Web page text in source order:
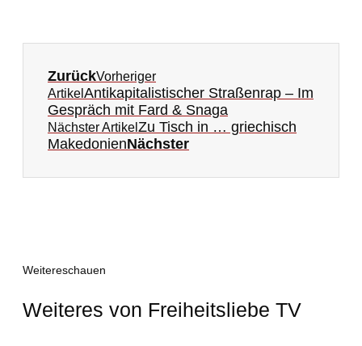
ZurückVorheriger
Artikel Antikapitalistischer Straßenrap – Im
Gespräch mit Fard & Snaga
Nächster Artikel Zu Tisch in … griechisch
MakedonienNächster
Weitereschauen
Weiteres von Freiheitsliebe TV